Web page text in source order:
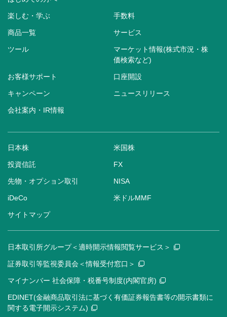
楽しむ・学ぶ 手数料
商品一覧 サービス
ツール
マーケット情報(株式市況・株
価検索など)
お客様サポート 口座開設
キャンペーン ニュースリリース
会社案内・IR情報
日本株 米国株
投資信託 FX
先物・オプション取引 NISA
iDeCo 米ドルMMF
サイトマップ
日本取引所グループ＜適時開示情報閲覧サービス＞
証券取引等監視委員会＜情報受付窓口＞
マイナンバー 社会保障・税番号制度(内閣官房)
EDINET(金融商品取引法に基づく有価証券報告書等の開示書類に
関する電子開示システム)